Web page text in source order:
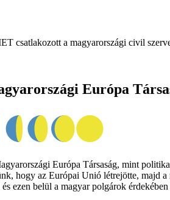
csatlakozott a magyarországi civil
Európa
Európa Társaság, mint
hogy az Európai Unió létrejötte, majd
ezen belül a magyar polgárok